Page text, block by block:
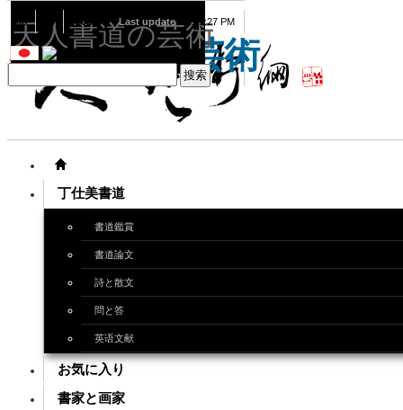
天人書道の芸術
丁仕美書道
書道鑑賞
書道論文
詩と散文
問と答
英语文献
お気に入り
書家と画家
08 06 2026 Last update 08:15:27 PM
天人書道の芸術